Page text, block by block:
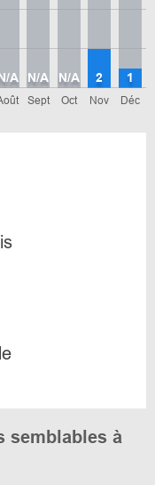
A
Sept
N/A
Oct
N/A
Nov
2
Déc
1
semblables à